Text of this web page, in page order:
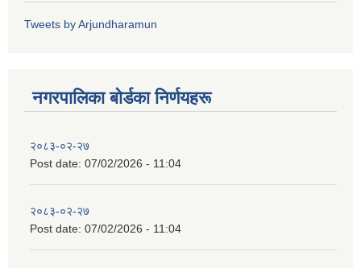
Tweets by Arjundharamun
नगरपालिका बाेर्डका निर्णयहरू
२०८३-०२-२७
Post date: 07/02/2026 - 11:04
२०८३-०२-२७
Post date: 07/02/2026 - 11:04